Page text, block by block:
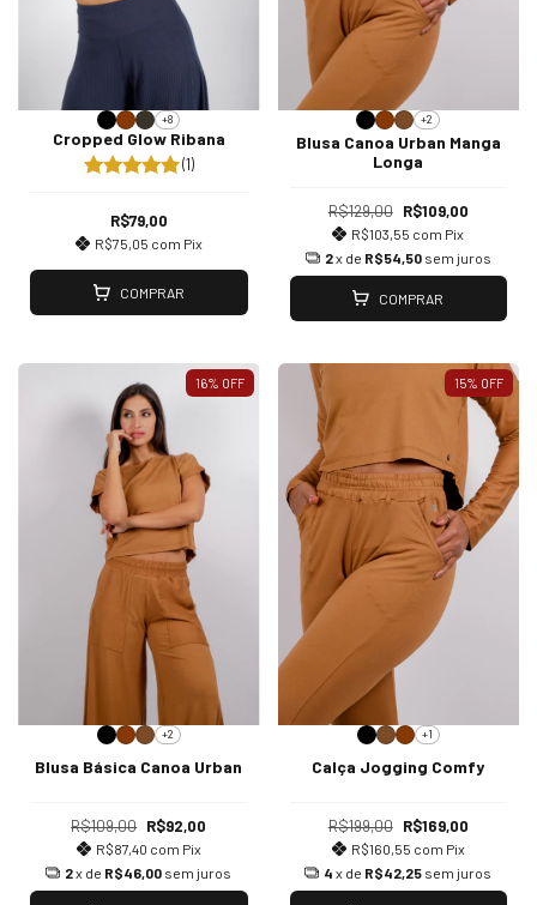
+8
Cropped Glow Ribana
(1)
R$79,00
R$75,05 com Pix
COMPRAR
+2
Blusa Canoa Urban Manga
Longa
R$129,00 R$109,00
R$103,55 com Pix
2x de R$54,50 sem juros
COMPRAR
16% OFF
+2
Blusa Básica Canoa Urban
R$109,00 R$92,00
R$87,40 com Pix
2x de R$46,00 sem juros
15% OFF
+1
Calça Jogging Comfy
R$199,00 R$169,00
R$160,55 com Pix
4 x de R$42,25 sem juros